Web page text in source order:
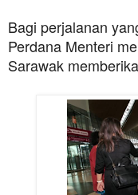
Bagi perjalanan
Perdana Menteri
Sarawak